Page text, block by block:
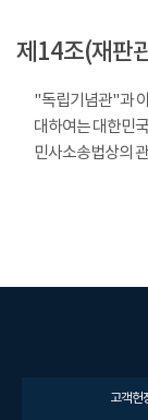
제14조(재판
"독립기념관"과
대하여는 대한민
민사소송법상의
고객헌